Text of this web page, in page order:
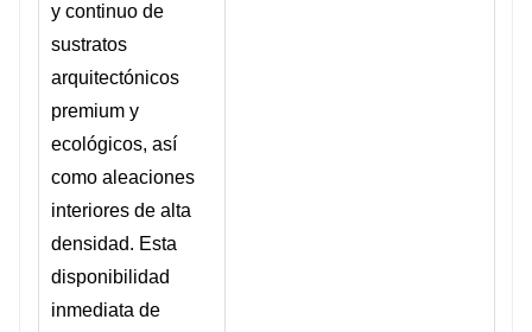
y continuo de
sustratos
arquitectónicos
premium y
ecológicos, así
como aleaciones
interiores de alta
densidad. Esta
disponibilidad
inmediata de